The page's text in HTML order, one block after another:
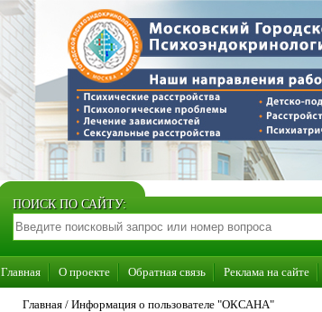
ПОИСК ПО САЙТУ:
Главная О проекте Обратная связь Реклама на сайте
Главная / Информация о пользователе "ОКСАНА"